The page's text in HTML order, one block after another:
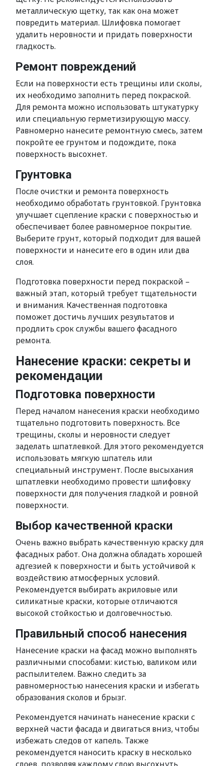
металлическую щетку, так как она может
повредить материал. Шлифовка помогает
удалить неровности и придать поверхности
гладкость.
Ремонт повреждений
Если на поверхности есть трещины или сколы,
их необходимо заполнить перед покраской.
Для ремонта можно использовать штукатурку
или специальную герметизирующую массу.
Равномерно нанесите ремонтную смесь, затем
покройте ее грунтом и подождите, пока
поверхность высохнет.
Грунтовка
После очистки и ремонта поверхность
необходимо обработать грунтовкой. Грунтовка
улучшает сцепление краски с поверхностью и
обеспечивает более равномерное покрытие.
Выберите грунт, который подходит для вашей
поверхности и нанесите его в один или два
слоя.
Подготовка поверхности перед покраской –
важный этап, который требует тщательности
и внимания. Качественная подготовка
поможет достичь лучших результатов и
продлить срок службы вашего фасадного
ремонта.
Нанесение краски: секреты и
рекомендации
Подготовка поверхности
Перед началом нанесения краски необходимо
тщательно подготовить поверхность. Все
трещины, сколы и неровности следует
заделать шпатлевкой. Для этого рекомендуется
использовать мягкую шпатель или
специальный инструмент. После высыхания
шпатлевки необходимо провести шлифовку
поверхности для получения гладкой и ровной
поверхности.
Выбор качественной краски
Очень важно выбрать качественную краску для
фасадных работ. Она должна обладать хорошей
адгезией к поверхности и быть устойчивой к
воздействию атмосферных условий.
Рекомендуется выбирать акриловые или
силикатные краски, которые отличаются
высокой стойкостью и долговечностью.
Правильный способ нанесения
Нанесение краски на фасад можно выполнять
различными способами: кистью, валиком или
распылителем. Важно следить за
равномерностью нанесения краски и избегать
образования сколов и брызг.
Рекомендуется начинать нанесение краски с
верхней части фасада и двигаться вниз, чтобы
избежать следов от капель. Также
рекомендуется наносить краску в несколько